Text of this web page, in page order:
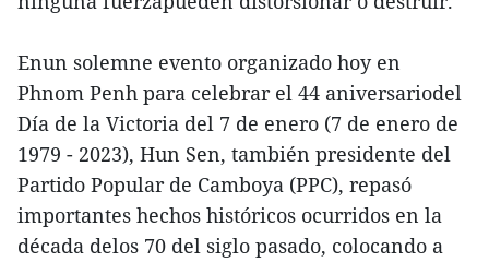
Enun solemne evento organizado hoy en
Phnom Penh para celebrar el 44 aniversariodel
Día de la Victoria del 7 de enero (7 de enero de
1979 - 2023), Hun Sen, también presidente del
Partido Popular de Camboya (PPC), repasó
importantes hechos históricos ocurridos en la
década delos 70 del siglo pasado, colocando a